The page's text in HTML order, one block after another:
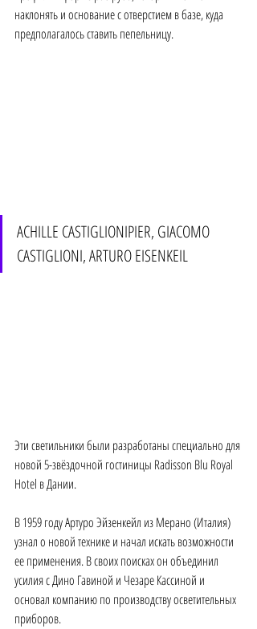
наклонять и основание с отверстием в базе, куда
предполагалось ставить пепельницу.
ACHILLE CASTIGLIONIPIER, GIACOMO
CASTIGLIONI, ARTURO EISENKEIL
Эти светильники были разработаны специально для
новой 5-звёздочной гостиницы Radisson Blu Royal
Hotel в Дании.
В 1959 году Артуро Эйзенкейл из Мерано (Италия)
узнал о новой технике и начал искать возможности
ее применения. В своих поисках он объединил
усилия с Дино Гавиной и Чезаре Кассиной и
основал компанию по производству осветительных
приборов.